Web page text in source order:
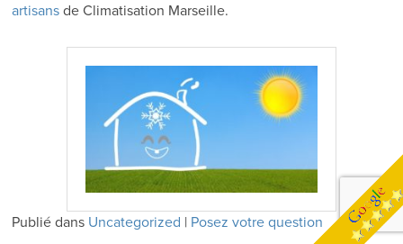
artisans de Climatisation Marseille.
Publié dans Uncategorized | Posez votre question